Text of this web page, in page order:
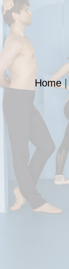
Home|